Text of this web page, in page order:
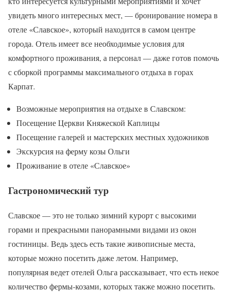
увидеть много интересных мест, — бронирование номера в
отеле «Славское», который находится в самом центре
города. Отель имеет все необходимые условия для
комфортного проживания, а персонал — даже готов помочь
с сборкой программы максимального отдыха в горах
Карпат.
Возможные мероприятия на отдыхе в Славском:
Посещение Церкви Княжеской Каплицы
Посещение галерей и мастерских местных художников
Экскурсия на ферму козы Ольги
Проживание в отеле «Славское»
Гастрономический тур
Славское — это не только зимний курорт с высокими
горами и прекрасными панорамными видами из окон
гостиницы. Ведь здесь есть такие живописные места,
которые можно посетить даже летом. Например,
популярная ведет отелей Ольга рассказывает, что есть некое
количество фермы-козами, которых также можно посетить.